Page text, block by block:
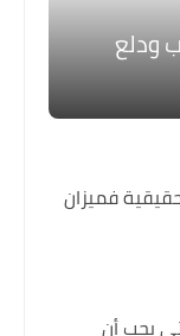
ودلع
فميزان
يجب أن